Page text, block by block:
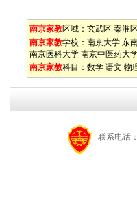
南京家教区域： 玄武区 秦淮区
南京家教学校： 南京大学 东
南京医科大学 南京中医药大
南京家教科目： 数学 语文 物
联系电话